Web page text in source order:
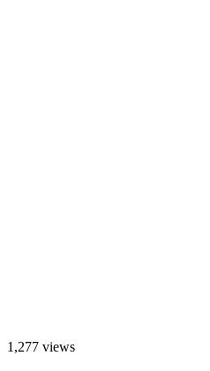
1,277 views